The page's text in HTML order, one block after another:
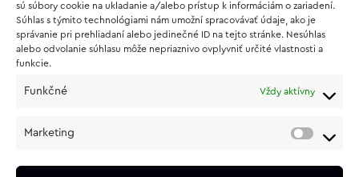
sú súbory cookie na ukladanie a/alebo prístup k informáciám o zariadení.
Súhlas s týmito technológiami nám umožní spracovávať údaje, ako je
správanie pri prehliadaní alebo jedinečné ID na tejto stránke. Nesúhlas
alebo odvolanie súhlasu môže nepriaznivo ovplyvniť určité vlastnosti a
funkcie.
Funkčné Vždy aktívny
Marketing
O NÁKUPE
Vrátenie a reklamácia tovaru